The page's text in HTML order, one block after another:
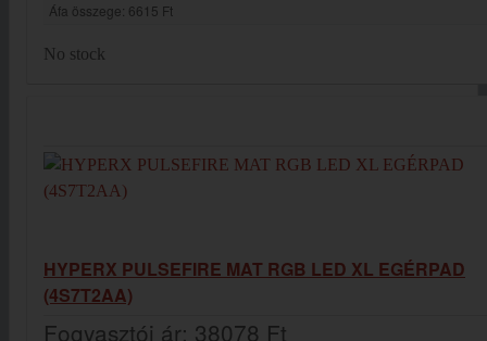
Áfa összege: 6615 Ft
No stock
HYPERX PULSEFIRE MAT RGB LED XL EGÉRPAD
(4S7T2AA)
Fogyasztói ár: 38078 Ft